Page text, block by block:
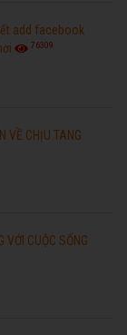
add facebook
76309
VỀ CHỊU TANG
VỚI CUỘC SỐNG